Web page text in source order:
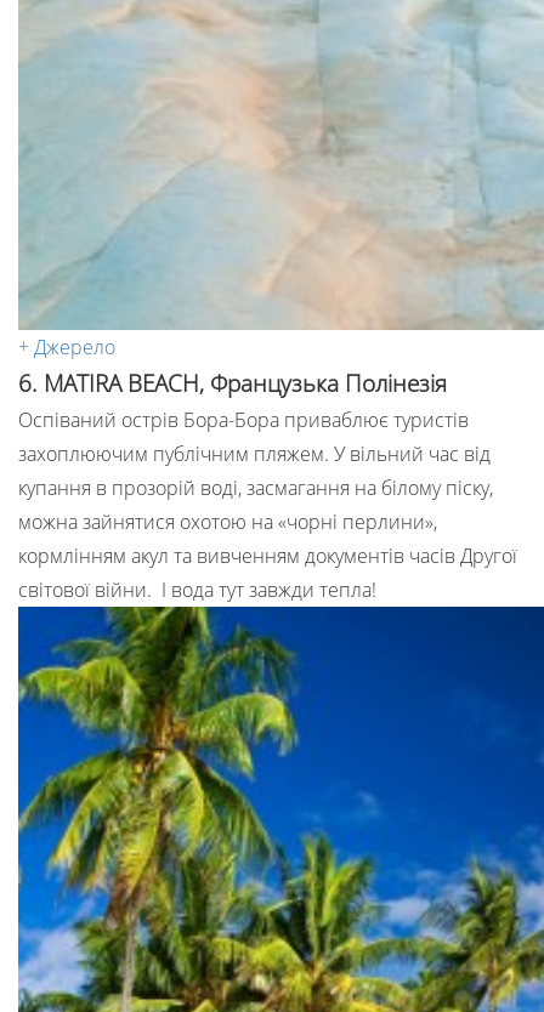
+ Джерело
6. MATIRA BEACH, Французька Полінезія
Оспіваний острів Бора-Бора приваблює туристів
захоплюючим публічним пляжем. У вільний час від
купання в прозорій воді, засмагання на білому піску,
можна зайнятися охотою на «чорні перлини»,
кормлінням акул та вивченням документів часів Другої
світової війни. І вода тут завжди тепла!